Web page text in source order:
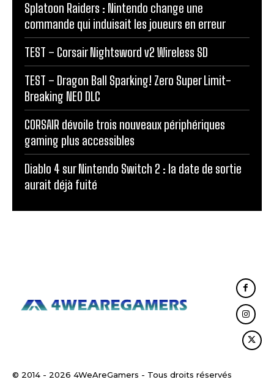
Splatoon Raiders : Nintendo change une
commande qui induisait les joueurs en erreur
TEST – Corsair Nightsword v2 Wireless SD
TEST – Dragon Ball Sparking! Zero Super Limit-
Breaking NEO DLC
CORSAIR dévoile trois nouveaux périphériques
gaming plus accessibles
Diablo 4 sur Nintendo Switch 2 : la date de sortie
aurait déjà fuité
© 2014 - 2026 4WeAreGamers - Tous droits réservés